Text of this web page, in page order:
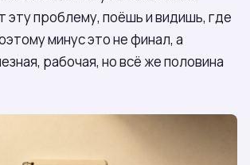
эту проблему, поёшь и видишь, где
минус это не финал, а
рабочая, но всё же половина